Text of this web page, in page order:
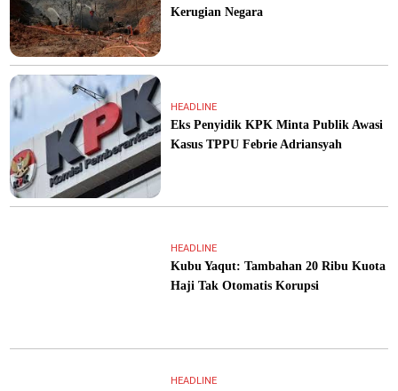
Kerugian Negara
HEADLINE
Eks Penyidik KPK Minta Publik Awasi
Kasus TPPU Febrie Adriansyah
HEADLINE
Kubu Yaqut: Tambahan 20 Ribu Kuota
Haji Tak Otomatis Korupsi
HEADLINE